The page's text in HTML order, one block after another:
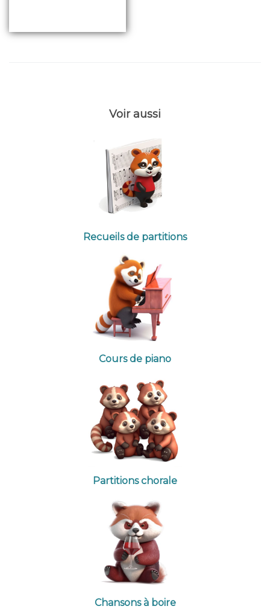
Voir aussi
Recueils de partitions
Cours de piano
Partitions chorale
Chansons à boire